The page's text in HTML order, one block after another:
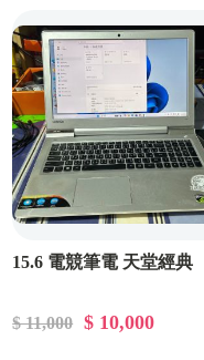
15.6 電競筆電 天堂經典
$ 11,000 $ 10,000